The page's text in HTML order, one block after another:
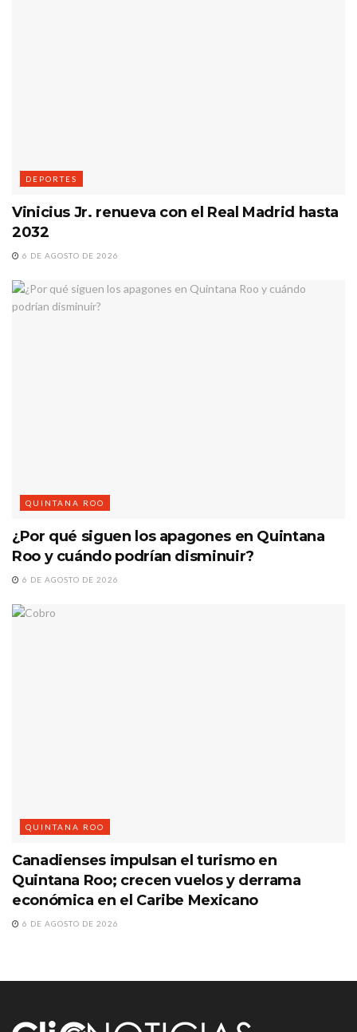
DEPORTES
Vinicius Jr. renueva con el Real Madrid hasta
2032
6 DE AGOSTO DE 2026
QUINTANA ROO
¿Por qué siguen los apagones en Quintana
Roo y cuándo podrían disminuir?
6 DE AGOSTO DE 2026
QUINTANA ROO
Canadienses impulsan el turismo en
Quintana Roo; crecen vuelos y derrama
económica en el Caribe Mexicano
6 DE AGOSTO DE 2026